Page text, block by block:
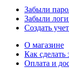
Забыли
Забыли
Создать
О магазине
Как сделать
Оплата и